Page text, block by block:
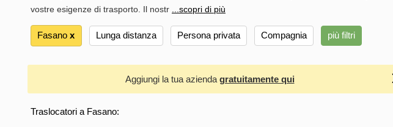
vostre esigenze di trasporto. Il nostr
...scopri di più
Fasano х Lunga distanza Persona privata Compagnia più filtri
Aggiungi la tua azienda gratuitamente qui
Traslocatori a Fasano: